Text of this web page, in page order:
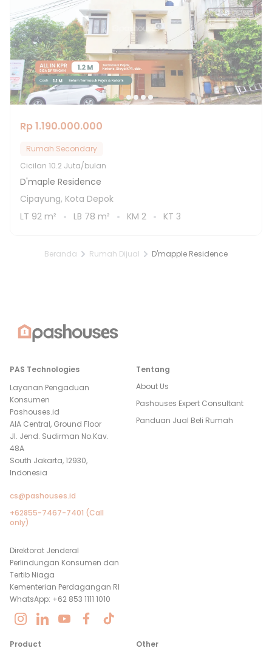
Rp 1.190.000.000
Rumah Secondary
Cicilan 10.2 Juta/bulan
D'maple Residence
Cipayung, Kota Depok
LT 92 m² LB 78 m² KM 2 KT 3
Beranda Rumah Dijual D'mapple Residence
PAS Technologies
Layanan Pengaduan
Konsumen
Pashouses.id
AIA Central, Ground Floor
Jl. Jend. Sudirman No.Kav.
48A
South Jakarta, 12930,
Indonesia
cs@pashouses.id
+62855-7467-7401 (Call
only)
Direktorat Jenderal
Perlindungan Konsumen dan
Tertib Niaga
Kementerian Perdagangan RI
WhatsApp: +62 853 1111 1010
Tentang
About Us
Pashouses Expert Consultant
Panduan Jual Beli Rumah
Product Other